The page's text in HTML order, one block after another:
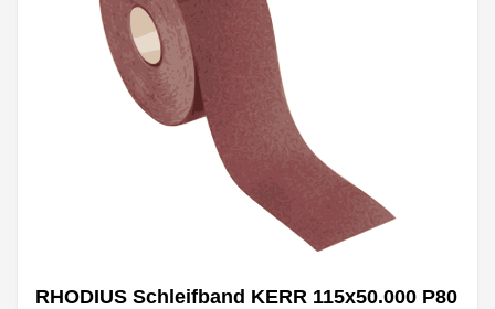
RHODIUS Schleifband KERR 115x50.000 P80